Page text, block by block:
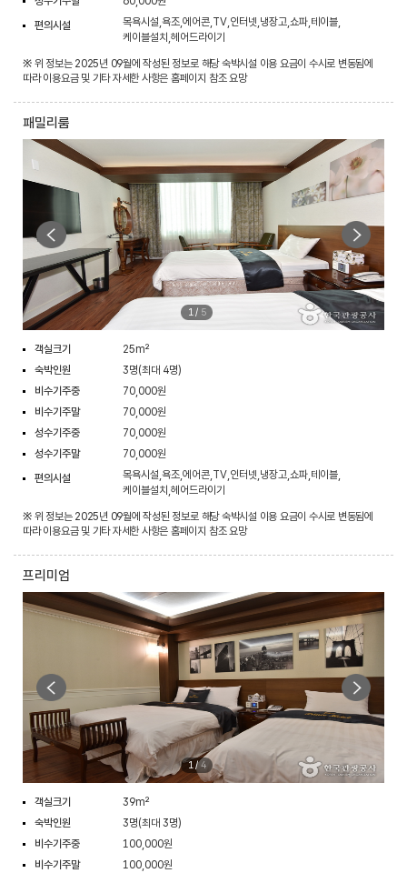
편의시설
목욕시설,욕조,에어콘,TV,인터넷,냉장고,쇼파,테이블,
케이블설치,헤어드라이기
※ 위 정보는 2025년 09월에 작성된 정보로 해당 숙박시설 이용 요금이 수시로 변동됨에
따라 이용요금 및 기타 자세한 사항은 홈페이지 참조 요망
패밀리룸
1 / 5
객실크기
25m²
숙박인원
3명(최대 4명)
비수기주중
70,000원
비수기주말
70,000원
성수기주중
70,000원
성수기주말
70,000원
편의시설
목욕시설,욕조,에어콘,TV,인터넷,냉장고,쇼파,테이블,
케이블설치,헤어드라이기
※ 위 정보는 2025년 09월에 작성된 정보로 해당 숙박시설 이용 요금이 수시로 변동됨에
따라 이용요금 및 기타 자세한 사항은 홈페이지 참조 요망
프리미엄
1 /4
객실크기
39m²
숙박인원
3명(최대 3명)
비수기주중
100,000원
비수기주말
100,000원